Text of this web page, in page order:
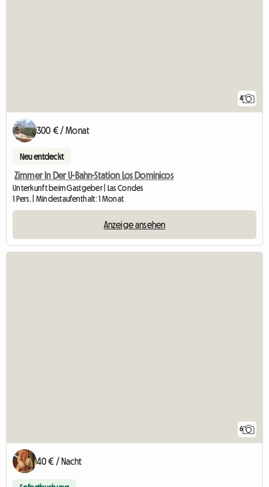
4
300 € / Monat
Neu entdeckt
Zimmer In Der U-Bahn-Station Los Dominicos
Unterkunft beim Gastgeber | Las Condes
1 Pers. | Mindestaufenthalt: 1 Monat
Anzeige ansehen
6
40 € / Nacht